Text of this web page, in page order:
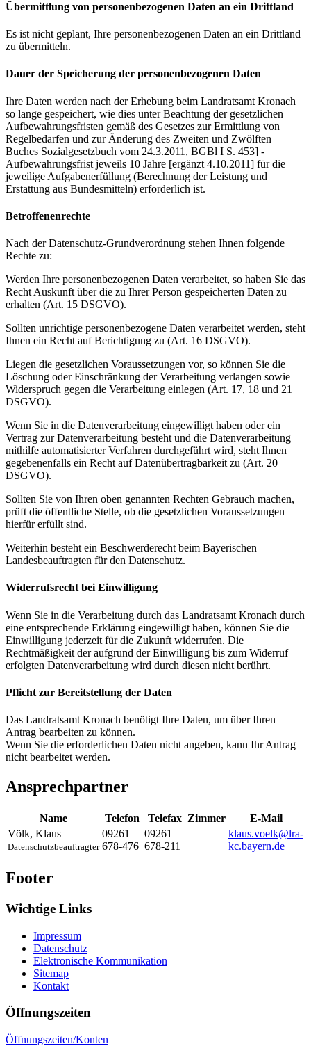
Übermittlung von personenbezogenen Daten an ein Drittland
Es ist nicht geplant, Ihre personenbezogenen Daten an ein Drittland
zu übermitteln.
Dauer der Speicherung der personenbezogenen Daten
Ihre Daten werden nach der Erhebung beim Landratsamt Kronach
so lange gespeichert, wie dies unter Beachtung der gesetzlichen
Aufbewahrungsfristen gemäß des Gesetzes zur Ermittlung von
Regelbedarfen und zur Änderung des Zweiten und Zwölften
Buches Sozialgesetzbuch vom 24.3.2011, BGBl I S. 453] -
Aufbewahrungsfrist jeweils 10 Jahre [ergänzt 4.10.2011] für die
jeweilige Aufgabenerfüllung (Berechnung der Leistung und
Erstattung aus Bundesmitteln) erforderlich ist.
Betroffenenrechte
Nach der Datenschutz-Grundverordnung stehen Ihnen folgende
Rechte zu:
Werden Ihre personenbezogenen Daten verarbeitet, so haben Sie das
Recht Auskunft über die zu Ihrer Person gespeicherten Daten zu
erhalten (Art. 15 DSGVO).
Sollten unrichtige personenbezogene Daten verarbeitet werden, steht
Ihnen ein Recht auf Berichtigung zu (Art. 16 DSGVO).
Liegen die gesetzlichen Voraussetzungen vor, so können Sie die
Löschung oder Einschränkung der Verarbeitung verlangen sowie
Widerspruch gegen die Verarbeitung einlegen (Art. 17, 18 und 21
DSGVO).
Wenn Sie in die Datenverarbeitung eingewilligt haben oder ein
Vertrag zur Datenverarbeitung besteht und die Datenverarbeitung
mithilfe automatisierter Verfahren durchgeführt wird, steht Ihnen
gegebenenfalls ein Recht auf Datenübertragbarkeit zu (Art. 20
DSGVO).
Sollten Sie von Ihren oben genannten Rechten Gebrauch machen,
prüft die öffentliche Stelle, ob die gesetzlichen Voraussetzungen
hierfür erfüllt sind.
Weiterhin besteht ein Beschwerderecht beim Bayerischen
Landesbeauftragten für den Datenschutz.
Widerrufsrecht bei Einwilligung
Wenn Sie in die Verarbeitung durch das Landratsamt Kronach durch
eine entsprechende Erklärung eingewilligt haben, können Sie die
Einwilligung jederzeit für die Zukunft widerrufen. Die
Rechtmäßigkeit der aufgrund der Einwilligung bis zum Widerruf
erfolgten Datenverarbeitung wird durch diesen nicht berührt.
Pflicht zur Bereitstellung der Daten
Das Landratsamt Kronach benötigt Ihre Daten, um über Ihren
Antrag bearbeiten zu können.
Wenn Sie die erforderlichen Daten nicht angeben, kann Ihr Antrag
nicht bearbeitet werden.
Ansprechpartner
Name Telefon Telefax Zimmer
E-Mail
Völk, Klaus
Datenschutzbeauftragter
09261
678-476
09261
678-211
klaus.voelk@lra-
kc.bayern.de
Footer
Wichtige Links
Impressum
Datenschutz
Elektronische Kommunikation
Sitemap
Kontakt
Öffnungszeiten
Öffnungszeiten/Konten